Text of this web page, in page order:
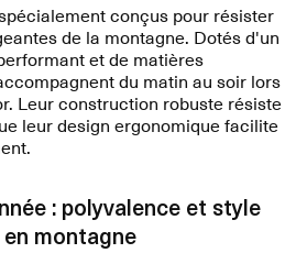
conçus pour résister
de la montagne. Dotés d'un
et de matières
du matin au soir lors
Leur construction robuste résiste
leur design ergonomique facilite
: polyvalence et style
montagne